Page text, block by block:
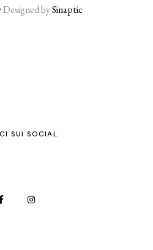
Designed bySinaptic
SUI SOCIAL